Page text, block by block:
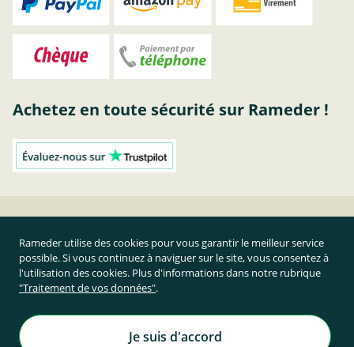
Achetez en toute sécurité sur Rameder !
Résilier le contrat
Prix TTC et hors frais de port
Rameder Attelage France
Rameder utilise des cookies pour vous garantir le meilleur service
possible. Si vous continuez à naviguer sur le site, vous consentez à
l'utilisation des cookies. Plus d'informations dans notre rubrique
"Traitement de vos données".
Je suis d'accord